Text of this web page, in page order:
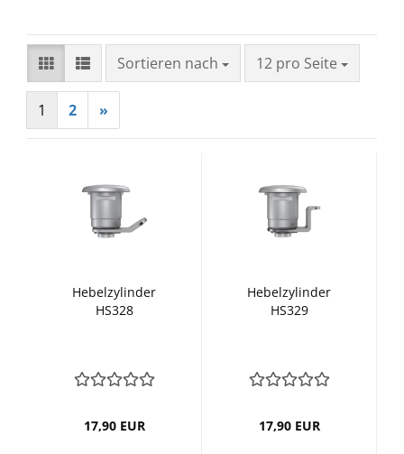
Sortieren nach
Sortieren nach 12 pro Seite
pro Seite
1 2 »
Hebelzylinder
HS328
17,90 EUR
Hebelzylinder
HS329
17,90 EUR